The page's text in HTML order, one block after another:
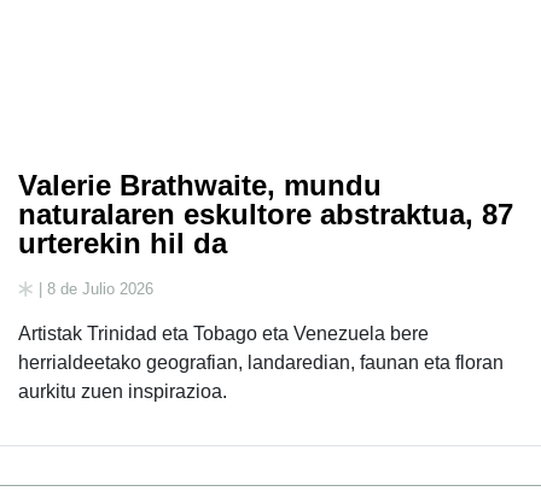
Valerie Brathwaite, mundu
naturalaren eskultore abstraktua, 87
urterekin hil da
| 8 de Julio 2026
Artistak Trinidad eta Tobago eta Venezuela bere
herrialdeetako geografian, landaredian, faunan eta floran
aurkitu zuen inspirazioa.